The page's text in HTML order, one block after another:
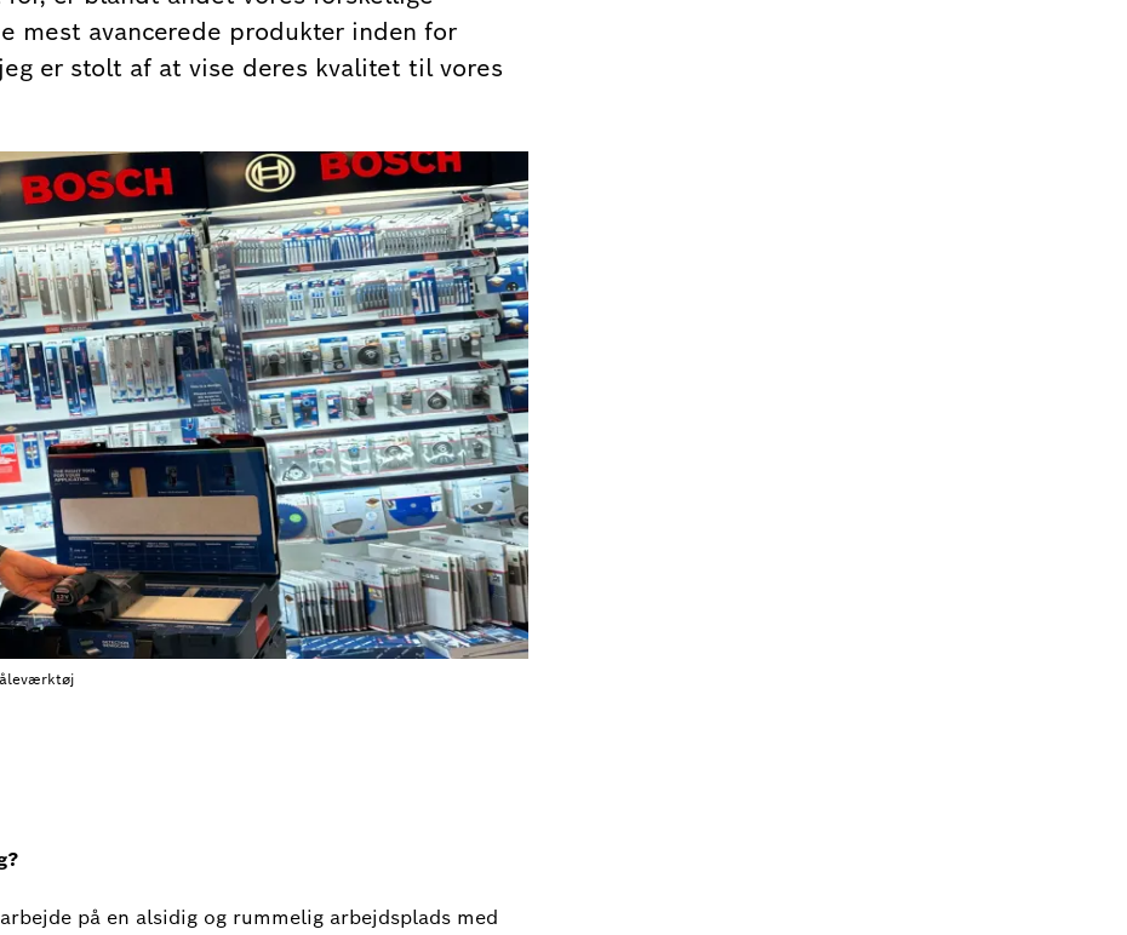
mest avancerede produkter inden for
er stolt af at vise deres kvalitet til vores
på en alsidig og rummelig arbejdsplads med